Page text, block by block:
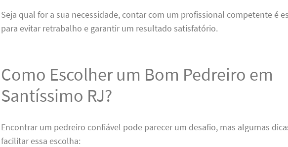
Seja qual for a sua necessidade, contar com um profissional competente é
para evitar retrabalho e garantir um resultado satisfatório.
Como Escolher um Bom Pedreiro em
Santíssimo RJ?
Encontrar um pedreiro confiável pode parecer um desafio, mas algumas
facilitar essa escolha: